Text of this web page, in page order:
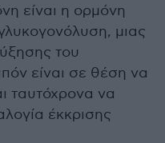
είναι η ορμόνη
μιας
του
είναι σε θέση να
ταυτόχρονα να
έκκρισης